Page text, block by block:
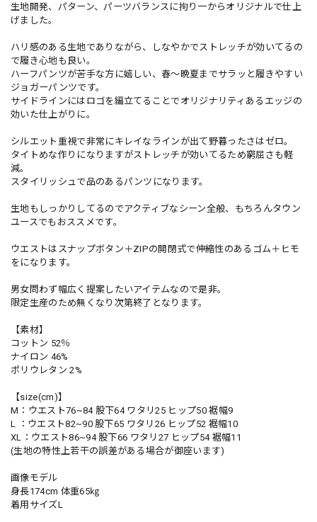
生地開発、パターン、パーツバランスに拘り一からオリジナルで仕上
げました。
ハリ感のある生地でありながら、しなやかでストレッチが効いてるの
で履き心地も良い。
ハーフパンツが苦手な方に嬉しい、春～晩夏までサラッと履きやすい
ジョガーパンツです。
サイドラインにはロゴを編立てることでオリジナリティあるエッジの
効いた仕上がりに。
シルエット重視で非常にキレイなラインが出て野暮ったさはゼロ。
タイトめな作りになりますがストレッチが効いてるため窮屈さも軽
減。
スタイリッシュで品のあるパンツになります。
生地もしっかりしてるのでアクティブなシーン全般、もちろんタウン
ユースでもおススメです。
ウエストはスナップボタン＋ZIPの開閉式で伸縮性のあるゴム＋ヒモ
をになります。
男女問わず幅広く提案したいアイテムなので是非。
限定生産のため無くなり次第終了となります。
【素材】
コットン 52％
ナイロン 46%
ポリウレタン 2%
【size(cm)】
M：ウエスト76~84 股下64 ワタリ25 ヒップ50 裾幅9
L ：ウエスト82~90 股下65 ワタリ26 ヒップ52 裾幅10
XL：ウエスト86~94 股下66 ワタリ27 ヒップ54 裾幅11
(生地の特性上若干の誤差がある場合が御座います)
画像モデル
身長174cm 体重65㎏
着用サイズL